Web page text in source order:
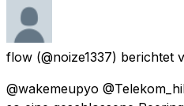
flow (@noize1337) berichtet
@wakemeupyo